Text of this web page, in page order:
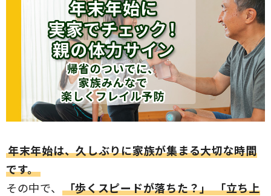
年末年始は、久しぶりに家族が集まる大切な時間
です。
その中で、
「歩くスピードが落ちた？」 「立ち上